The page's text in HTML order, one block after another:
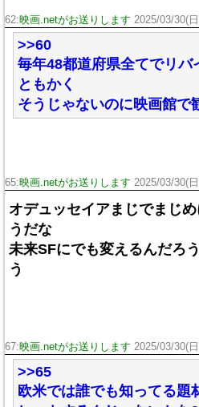
62:映画.netがお送りします 2025/03/30(
>>60
毎年48都道府県全てでリバ
ともかく
そうじゃないのに映画館で
65:映画.netがお送りします 2025/03/30(
オデュッセイアまじでまじ
うだな
未来SFにでも変えるんだろ
う
67:映画.netがお送りします 2025/03/30(
>>65
欧米では誰でも知ってる題